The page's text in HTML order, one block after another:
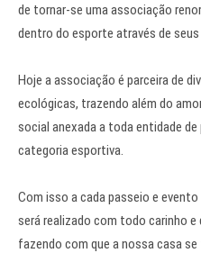
de tornar-se uma associação
dentro do esporte através de
Hoje a associação é parceira de
ecológicas, trazendo além do
social anexada a toda entidade
categoria esportiva.
Com isso a cada passeio e
será realizado com todo carinho e
fazendo com que a nossa casa